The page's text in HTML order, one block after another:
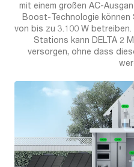
mit einem großen AC-
Boost-Technologie können
von bis zu 3.100 W
Stations kann DELTA 2
versorgen, ohne dass